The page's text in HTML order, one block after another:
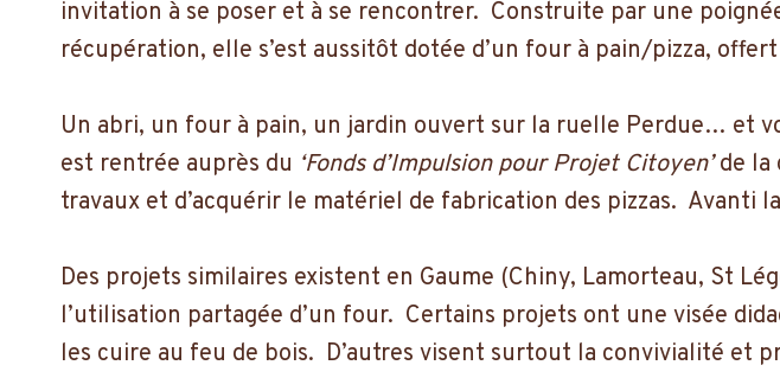
invitation à se poser et à se rencontrer. Construite par une
récupération, elle s’est aussitôt dotée d’un four à pain/pizza,
Un abri, un four à pain, un jardin ouvert sur la ruelle Perdue… et
est rentrée auprès du ‘Fonds d’Impulsion pour Projet Citoyen’de la
travaux et d’acquérir le matériel de fabrication des pizzas. Avanti
Des projets similaires existent en Gaume (Chiny, Lamorteau, St
l’utilisation partagée d’un four. Certains projets ont une visée
les cuire au feu de bois. D’autres visent surtout la convivialité et